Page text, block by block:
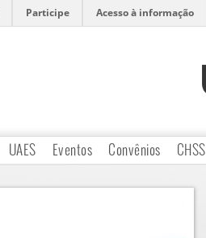
Participe Acesso à informação
UAES Eventos Convênios CHSS